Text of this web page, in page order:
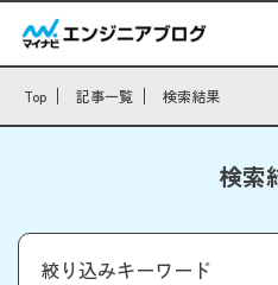
Top 記事一覧 検索結果
検索
絞り込みキーワード